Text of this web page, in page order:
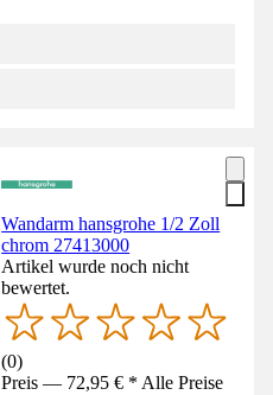
Wandarm hansgrohe 1/2 Zoll
chrom 27413000
Artikel wurde noch nicht
bewertet.
(0)
Preis — 72,95 € * Alle Preise